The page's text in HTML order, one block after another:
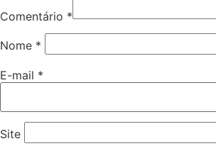
Comentário *
Nome *
E-mail *
Site